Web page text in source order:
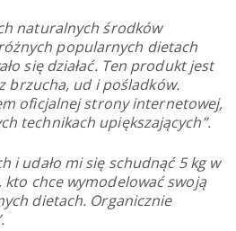
naturalnych środków
popularnych dietach
się działać. Ten produkt jest
brzucha, ud i pośladków.
oficjalnej strony internetowej,
technikach upiększających”.
i udało mi się schudnąć 5 kg w
chce wymodelować swoją
dietach. Organicznie